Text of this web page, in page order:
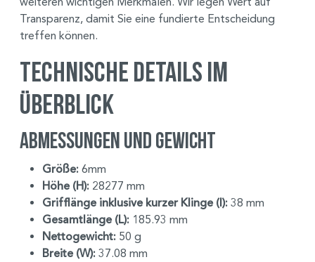
Transparenz, damit Sie eine fundierte Entscheidung
treffen können.
Technische Details im
Überblick
Abmessungen und Gewicht
Größe: 6mm
Höhe (H): 28277 mm
Grifflänge inklusive kurzer Klinge (I): 38 mm
Gesamtlänge (L): 185.93 mm
Nettogewicht: 50 g
Breite (W): 37.08 mm